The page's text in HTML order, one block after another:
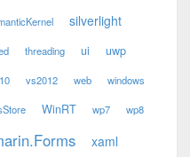
silverlight
threading ui uwp
vs2012 web windows
WinRT wp7 wp8
xaml